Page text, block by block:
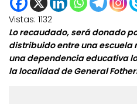
Vistas: 1132
Lo recaudado, será donado
distribuido entre una escuela
una dependencia educativa
la localidad de General